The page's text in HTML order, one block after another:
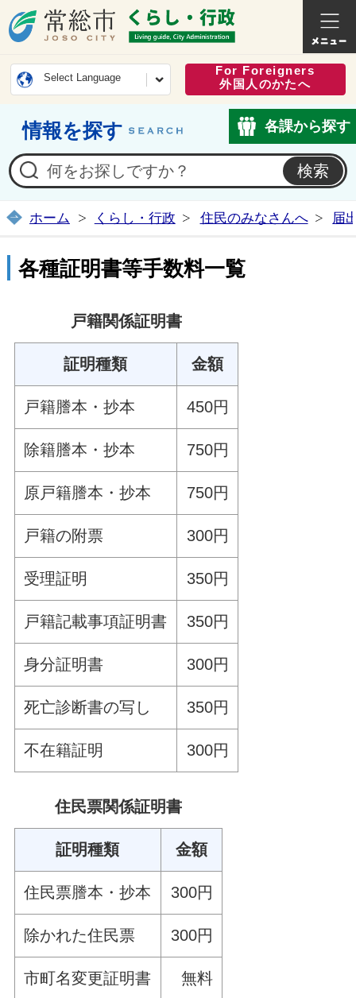
常総市公式ホームページ
くらし
Select Language
For Foreigners
外国人のかたへ
情報を探す 各課から探す
ホーム くらし・行政 住民のみなさんへ 届
各種証明書等手数料一覧
戸籍関係証明書
証明種類 金額
戸籍謄本・抄本 450円
除籍謄本・抄本 750円
原戸籍謄本・抄本 750円
戸籍の附票 300円
受理証明 350円
戸籍記載事項証明書 350円
身分証明書 300円
死亡診断書の写し 350円
不在籍証明 300円
住民票関係証明書
証明種類 金額
住民票謄本・抄本 300円
除かれた住民票 300円
市町名変更証明書 無料